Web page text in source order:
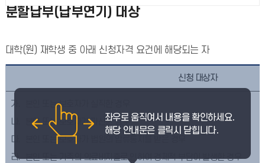
분할납부(납부연기) 대상
대학(원) 재학생 중 아래 신청자격 요건에 해당되는 자
신청 대상자
본인 또는 보호자가 실직한 경우
본인 또는 보호자가 파산한 경우
본인 또는 보호자가 법원의 압류통지를 받은 경우
본인 또는 가족의 의료비지출로 인하여 경제적 부담이 발생한 경우